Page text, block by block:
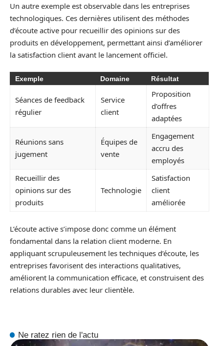
Un autre exemple est observable dans les entreprises
technologiques. Ces dernières utilisent des méthodes
d’écoute active pour recueillir des opinions sur des
produits en développement, permettant ainsi d’améliorer
la satisfaction client avant le lancement officiel.
Exemple Domaine Résultat
Séances de feedback
régulier
Service
client
Proposition
d’offres
adaptées
Réunions sans
jugement
Équipes de
vente
Engagement
accru des
employés
Recueillir des
opinions sur des
produits
Technologie
Satisfaction
client
améliorée
L’écoute active s’impose donc comme un élément
fondamental dans la relation client moderne. En
appliquant scrupuleusement les techniques d’écoute, les
entreprises favorisent des interactions qualitatives,
améliorent la communication efficace, et construisent des
relations durables avec leur clientèle.
Ne ratez rien de l'actu